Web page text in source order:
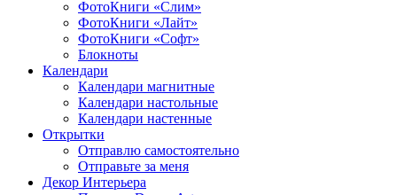
ФотоКниги «Слим»
ФотоКниги «Лайт»
ФотоКниги «Софт»
Блокноты
Календари
Календари магнитные
Календари настольные
Календари настенные
Открытки
Отправлю самостоятельно
Отправьте за меня
Декор Интерьера